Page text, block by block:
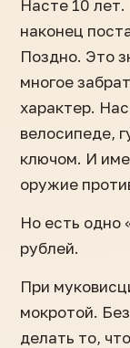
Насте 10 лет.
наконец
Поздно. Это
многое
характер.
велосипеде,
ключом. И
оружие
Но есть одно
рублей.
При
мокротой.
делать то,